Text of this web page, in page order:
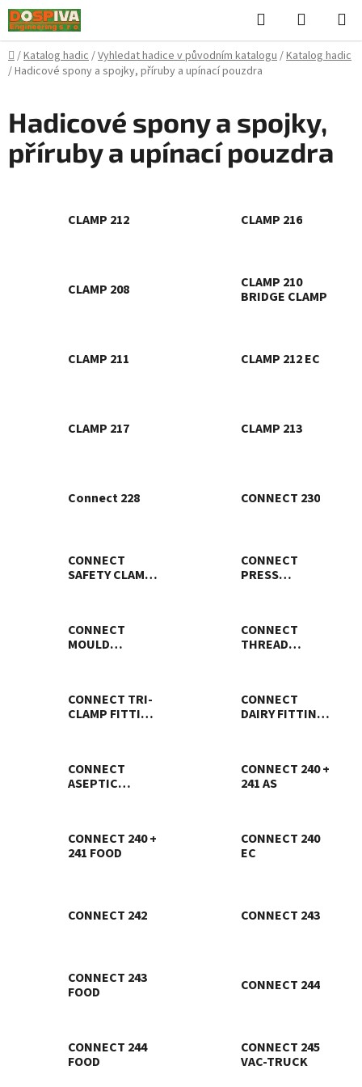
Přejít
na
obsah
Hledat
KOŠÍK
Domů
/Katalog hadic/Vyhledat hadice v původním katalogu/Katalog hadic
/Hadicové spony a spojky, příruby a upínací pouzdra
Hadicové spony a spojky,
příruby a upínací pouzdra
CLAMP 212 CLAMP 216
CLAMP 208
CLAMP 210
BRIDGE CLAMP
CLAMP 211 CLAMP 212 EC
CLAMP 217 CLAMP 213
Connect 228 CONNECT 230
CONNECT
SAFETY CLAMP
CONNECT
PRESS
CONNECT
MOULD
CONNECT
THREAD
CONNECT TRI-
CLAMP FITTING
CONNECT
DAIRY FITTING
CONNECT
ASEPTIC
CONNECT 240 +
241 AS
CONNECT 240 +
241 FOOD
CONNECT 240
EC
CONNECT 242 CONNECT 243
CONNECT 243
FOOD
CONNECT 244
CONNECT 244
FOOD
CONNECT 245
VAC-TRUCK